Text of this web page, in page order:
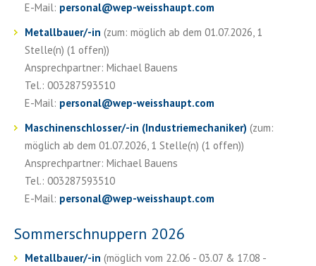
E-Mail: personal@wep-weisshaupt.com
Metallbauer/-in (zum: möglich ab dem 01.07.2026, 1
Stelle(n) (1 offen))
Ansprechpartner: Michael Bauens
Tel.: 003287593510
E-Mail: personal@wep-weisshaupt.com
Maschinenschlosser/-in (Industriemechaniker) (zum:
möglich ab dem 01.07.2026, 1 Stelle(n) (1 offen))
Ansprechpartner: Michael Bauens
Tel.: 003287593510
E-Mail: personal@wep-weisshaupt.com
Sommerschnuppern 2026
Metallbauer/-in (möglich vom 22.06 - 03.07 & 17.08 -